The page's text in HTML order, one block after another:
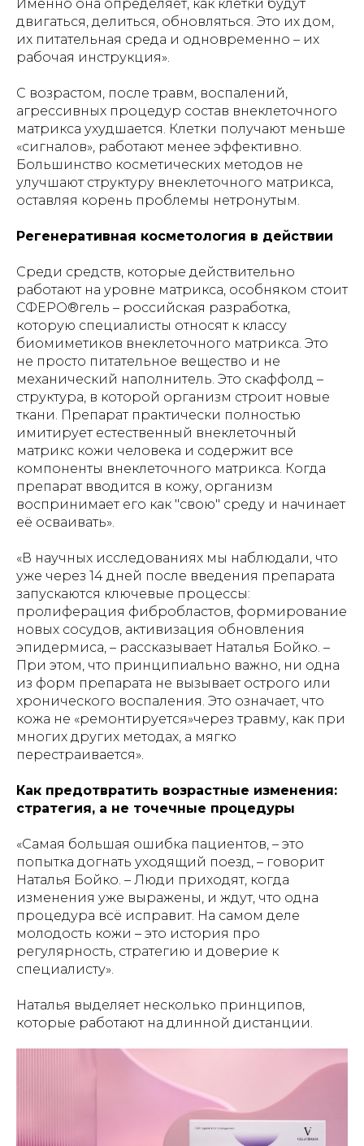
Именно она определяет, как клетки будут
двигаться, делиться, обновляться. Это их дом,
их питательная среда и одновременно – их
рабочая инструкция».
С возрастом, после травм, воспалений,
агрессивных процедур состав внеклеточного
матрикса ухудшается. Клетки получают меньше
«сигналов», работают менее эффективно.
Большинство косметических методов не
улучшают структуру внеклеточного матрикса,
оставляя корень проблемы нетронутым.
Регенеративная косметология в действии
Среди средств, которые действительно
работают на уровне матрикса, особняком стоит
СФЕРО®гель – российская разработка,
которую специалисты относят к классу
биомиметиков внеклеточного матрикса. Это
не просто питательное вещество и не
механический наполнитель. Это скаффолд –
структура, в которой организм строит новые
ткани. Препарат практически полностью
имитирует естественный внеклеточный
матрикс кожи человека и содержит все
компоненты внеклеточного матрикса. Когда
препарат вводится в кожу, организм
воспринимает его как "свою" среду и начинает
её осваивать».
«В научных исследованиях мы наблюдали, что
уже через 14 дней после введения препарата
запускаются ключевые процессы:
пролиферация фибробластов, формирование
новых сосудов, активизация обновления
эпидермиса, – рассказывает Наталья Бойко. –
При этом, что принципиально важно, ни одна
из форм препарата не вызывает острого или
хронического воспаления. Это означает, что
кожа не «ремонтируется»через травму, как при
многих других методах, а мягко
перестраивается».
Как предотвратить возрастные изменения:
стратегия, а не точечные процедуры
«Самая большая ошибка пациентов, – это
попытка догнать уходящий поезд, – говорит
Наталья Бойко. – Люди приходят, когда
изменения уже выражены, и ждут, что одна
процедура всё исправит. На самом деле
молодость кожи – это история про
регулярность, стратегию и доверие к
специалисту».
Наталья выделяет несколько принципов,
которые работают на длинной дистанции.